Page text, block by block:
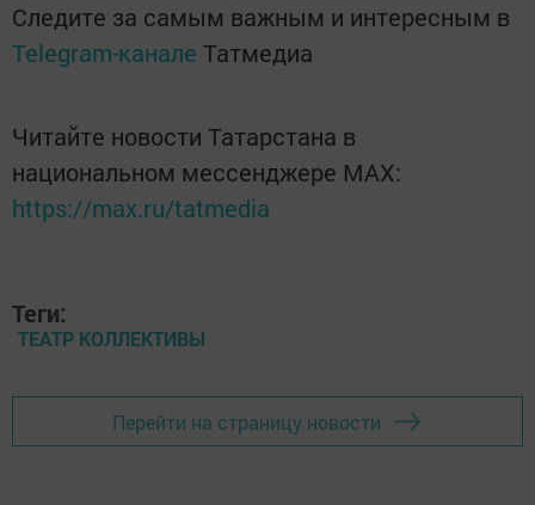
Следите за самым важным и интересным в
Telegram-канале Татмедиа
Читайте новости Татарстана в
национальном мессенджере MАХ:
https://max.ru/tatmedia
Теги:
ТЕАТР КОЛЛЕКТИВЫ
Перейти на страницу новости